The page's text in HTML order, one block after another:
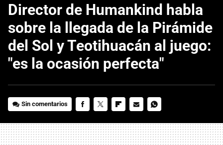
Director de Humankind habla
sobre la llegada de la Pirámide
del Sol y Teotihuacán al juego:
"es la ocasión perfecta"
Sin comentarios
MAIL